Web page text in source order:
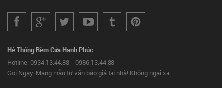
Hệ Thống Rèm Cửa Hạnh Phúc:
Hotline: 0934.13.44.88 - 0986.13.44.88
Gọi Ngay: Mang mẫu tư vấn báo giá tại nhà! Không ngại xa